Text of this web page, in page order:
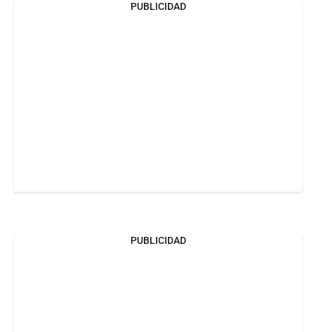
PUBLICIDAD
PUBLICIDAD